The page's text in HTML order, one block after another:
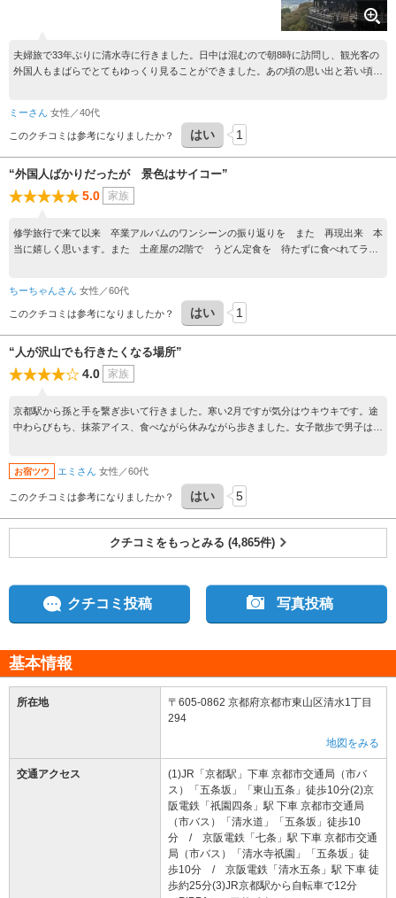
清水寺にある江戸時代初作の重要文化財絵画。貿易商人が東南アジアとの貿易
の成功を感謝して奉納した。角倉船（すみのくらぶね）図一面、末吉船（すえ
非公開
■音羽の滝
を同寺の舞台下へおとしている。寺名の由来通り四季を通じ水が美しく水量も
変わらず、滝にうたれ祈願する人も多い。
東山区清水寺の境内、随求堂の前に立つ石灯籠の、火袋の中にある小観音像
で、平氏の侍大将、悪七兵衛景清が爪で刻んだと伝えられている。
夫婦旅で33年ぶりに清水寺に行きました。日中は混むので朝8時に訪問し、観光客の
外国人もまばらでとてもゆっくり見ることができました。あの頃の思い出と若い頃に
ミーさん 女性／40代
このクチコミは参考になりましたか？ はい 1
“外国人ばかりだったが 景色はサイコー”
5.0 家族
修学旅行で来て以来 卒業アルバムのワンシーンの振り返りを また 再現出来 本
当に嬉しく思います。また 土産屋の2階で うどん定食を 待たずに食べれてラッ
ちーちゃんさん 女性／60代
このクチコミは参考になりましたか？ はい 1
“人が沢山でも行きたくなる場所”
4.0 家族
京都駅から孫と手を繋ぎ歩いて行きました。寒い2月ですが気分はウキウキです。途
中わらびもち、抹茶アイス、食べながら休みながら歩きました。女子散歩で男子は別
が、それが又次回きたくなるようです。帰り道に、大好きな小さな小さな団子を食べ
てご褒美です。わー楽しい清水寺でした。４度目でした。
お宿ツウ エミさん 女性／60代
このクチコミは参考になりましたか？ はい 5
クチコミをもっとみる (4,865件)
クチコミ投稿 写真投稿
基本情報
所在地
〒605-0862 京都府京都市東山区清水1丁目
294
地図をみる
交通アクセス
(1)JR「京都駅」下車 京都市交通局（市バ
ス）「五条坂」「東山五条」徒歩10分(2)京
阪電鉄「祇園四条」駅 下車 京都市交通局
（市バス）「清水道」「五条坂」徒歩10
分 / 京阪電鉄「七条」駅 下車 京都市交通
局（市バス）「清水寺祇園」「五条坂」徒
歩10分 / 京阪電鉄「清水五条」駅 下車 徒
歩約25分(3)JR京都駅から自転車で12分